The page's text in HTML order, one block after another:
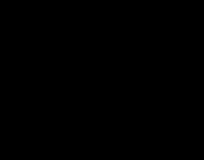
Recruiting Boosterを使用
面接の効率性の向上、求職